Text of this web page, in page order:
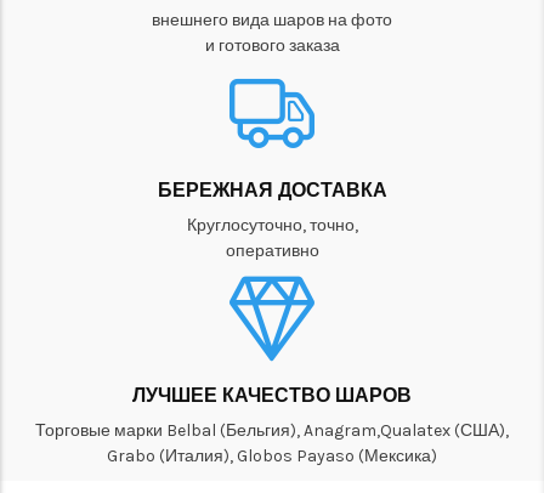
внешнего вида шаров на фото
и готового заказа
БЕРЕЖНАЯ ДОСТАВКА
Круглосуточно, точно,
оперативно
ЛУЧШЕЕ КАЧЕСТВО ШАРОВ
Торговые марки Belbal (Бельгия), Anagram,Qualatex (США),
Grabo (Италия), Globos Payaso (Мексика)